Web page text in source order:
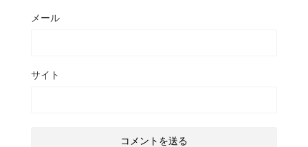
メール
サイト